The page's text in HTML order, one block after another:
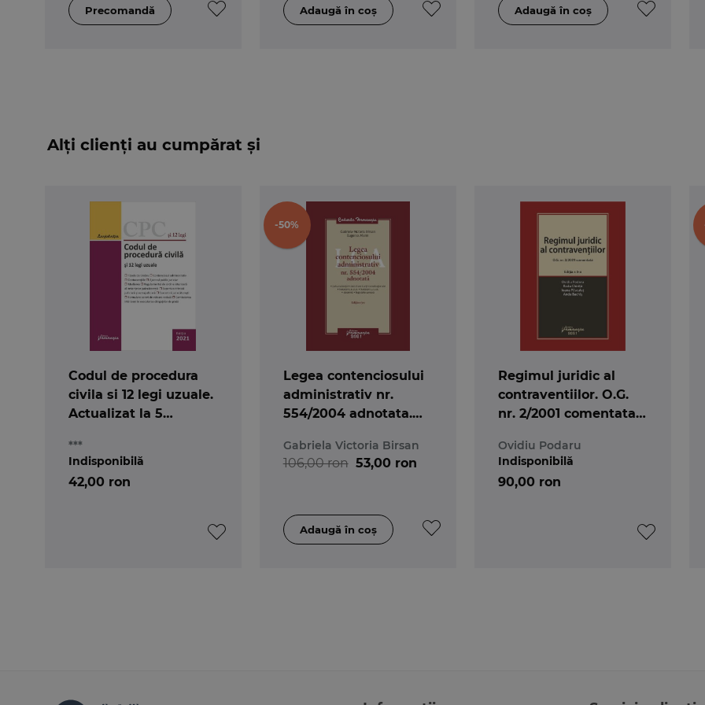
Alți clienți au cumpărat și
Codul de procedura
civila si 12 legi uzuale.
Actualizat la 5
***
42,00 ron
Indisponibilă
-50%
Legea contenciosului
administrativ nr.
554/2004 adnotata.
Gabriela Victoria Birsan
106,00 ron 53,00 ron
Regimul juridic al
contraventiilor. O.G.
nr. 2/2001 comentata.
Ovidiu Podaru
90,00 ron
Indisponibilă